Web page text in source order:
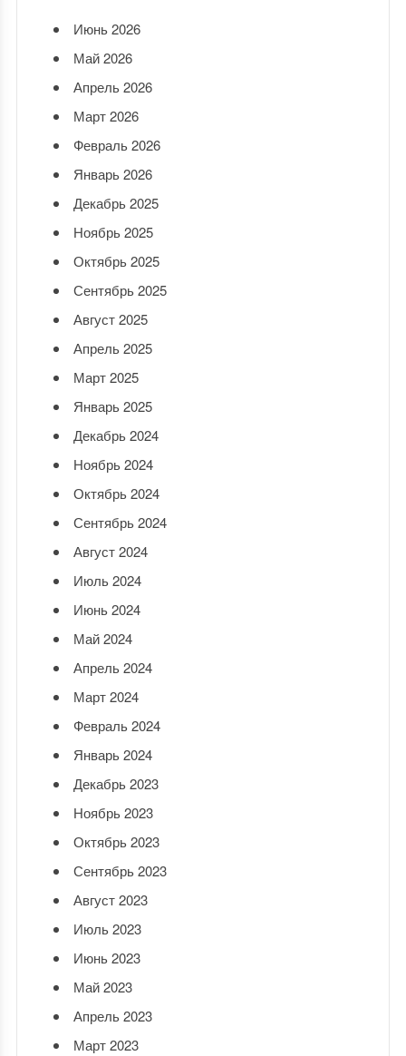
Июнь 2026
Май 2026
Апрель 2026
Март 2026
Февраль 2026
Январь 2026
Декабрь 2025
Ноябрь 2025
Октябрь 2025
Сентябрь 2025
Август 2025
Апрель 2025
Март 2025
Январь 2025
Декабрь 2024
Ноябрь 2024
Октябрь 2024
Сентябрь 2024
Август 2024
Июль 2024
Июнь 2024
Май 2024
Апрель 2024
Март 2024
Февраль 2024
Январь 2024
Декабрь 2023
Ноябрь 2023
Октябрь 2023
Сентябрь 2023
Август 2023
Июль 2023
Июнь 2023
Май 2023
Апрель 2023
Март 2023